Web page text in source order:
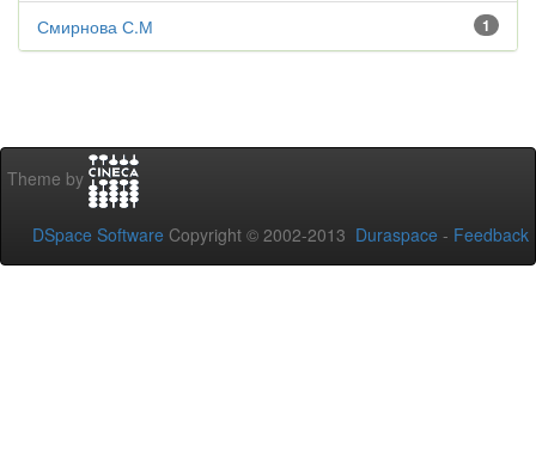
1
Смирнова С.М
Theme by
DSpace Software Copyright © 2002-2013 Duraspace - Feedback